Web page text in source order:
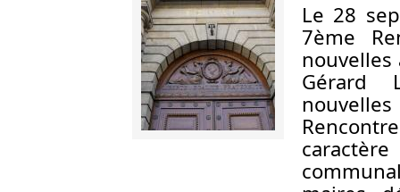
Le 28
7ème
nouvelles
Gérard